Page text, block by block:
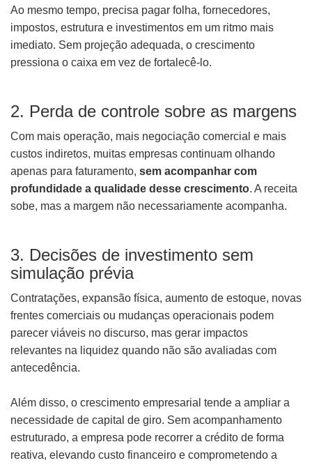
Ao mesmo tempo, precisa pagar folha, fornecedores,
impostos, estrutura e investimentos em um ritmo mais
imediato. Sem projeção adequada, o crescimento
pressiona o caixa em vez de fortalecê-lo.
2. Perda de controle sobre as margens
Com mais operação, mais negociação comercial e mais
custos indiretos, muitas empresas continuam olhando
apenas para faturamento, sem acompanhar com
profundidade a qualidade desse crescimento. A receita
sobe, mas a margem não necessariamente acompanha.
3. Decisões de investimento sem
simulação prévia
Contratações, expansão física, aumento de estoque, novas
frentes comerciais ou mudanças operacionais podem
parecer viáveis no discurso, mas gerar impactos
relevantes na liquidez quando não são avaliadas com
antecedência.
Além disso, o crescimento empresarial tende a ampliar a
necessidade de capital de giro. Sem acompanhamento
estruturado, a empresa pode recorrer a crédito de forma
reativa, elevando custo financeiro e comprometendo a